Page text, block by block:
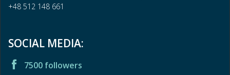
+48 512 148 661
SOCIAL MEDIA:
7500 followers